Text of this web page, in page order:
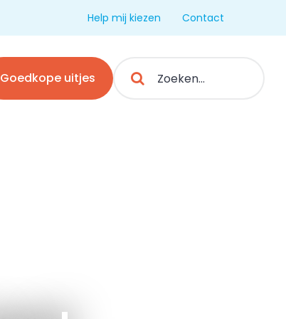
Help mij kiezen Contact
Goedkope uitjes
for: